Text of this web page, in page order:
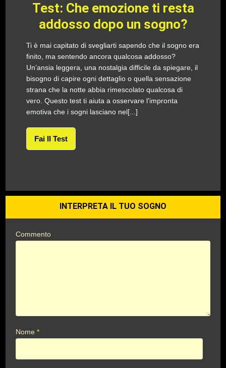
Test: Che emozione ti resta
addosso dopo un sogno?
Ti è mai capitato di svegliarti sapendo che il sogno era
finito, ma sentendo ancora qualcosa addosso?
Un’ansia leggera, una nostalgia difficile da spiegare, il
bisogno di capire ogni dettaglio o quella sensazione
strana che la notte abbia rimescolato qualcosa di
vero. Questo test ti aiuta a osservare l’impronta
emotiva che i sogni lasciano nel[...]
Fai Il Test
INTERPRETA IL TUO SOGNO
Commento
Nome*